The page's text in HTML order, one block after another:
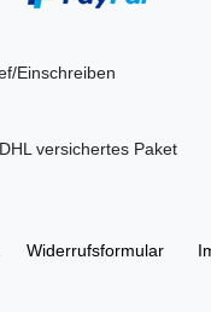
Einschreiben
DHL versichertes Paket
Widerrufs­formular